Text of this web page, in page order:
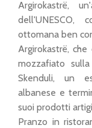
Argirokastrë,
dell'UNESCO,
ottomana ben
Argirokastrë,
mozzafiato
Skenduli, un
albanese e
suoi prodotti
Pranzo in